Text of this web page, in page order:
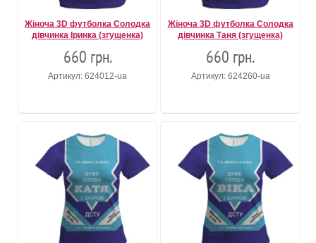
Жіноча 3D футболка Солодка
дівчинка Іринка (згущенка)
660 грн.
Артикул: 624012-ua
Жіноча 3D футболка Солодка
дівчинка Таня (згущенка)
660 грн.
Артикул: 624260-ua